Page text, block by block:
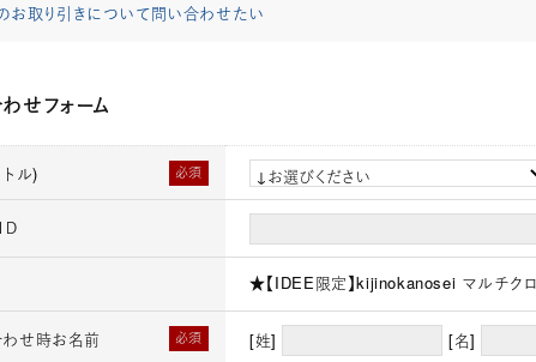
お取り引きについて問い合わせたい
せフォーム
必須
ル)
★【IDEE限定】kijinokanosei マルチク
必須
せ時お名前 [姓] [名]